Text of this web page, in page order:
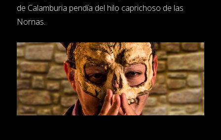
de Calamburia pendía del hilo caprichoso de las
Nornas.